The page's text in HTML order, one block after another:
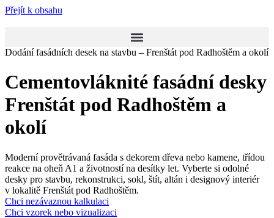
Přejít k obsahu
Dodání fasádních desek na stavbu – Frenštát pod Radhoštěm a okolí
Cementovláknité fasádní desky
Frenštát pod Radhoštěm a
okolí
Moderní provětrávaná fasáda s dekorem dřeva nebo kamene, třídou
reakce na oheň A1 a životností na desítky let. Vyberte si odolné
desky pro stavbu, rekonstrukci, sokl, štít, altán i designový interiér
v lokalitě Frenštát pod Radhoštěm.
Chci nezávaznou kalkulaci
Chci vzorek nebo vizualizaci